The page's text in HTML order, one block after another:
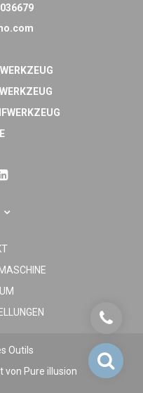
Outils
von Pure illusion